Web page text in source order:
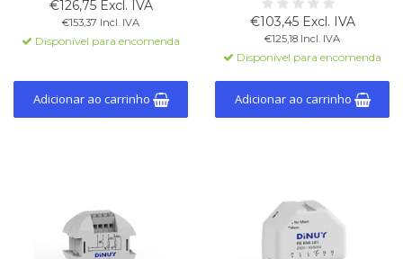
botões programáveis, atuador
integrado e indicador LED.
€126,75 Excl. IVA
€153,37 Incl. IVA
Disponível para encomenda
Adicionar ao carrinho
compacto, fácil instalação, 2
entradas binárias, termóstato e
controlo de temperatura
integrados.
€103,45 Excl. IVA
€125,18 Incl. IVA
Disponível para encomenda
Adicionar ao carrinho